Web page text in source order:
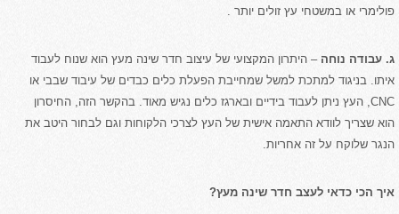
פולימרי או במשטחי עץ זולים יותר .
ג. עבודה נוחה – היתרון המקצועי של עיצוב חדר שינה מעץ הוא שנוח לעבוד
איתו. בניגוד למתכת למשל שמחייבת הפעלת כלים כבדים של עיבוד שבבי או
CNC, העץ ניתן לעבוד בידיים ובארגז כלים נגיש מאוד. בהקשר הזה, החיסרון
הוא שצריך לוודא התאמה אישית של העץ לצרכי הלקוחות וגם לבחור היטב את
הנגר שלוקח על זה אחריות.
איך הכי כדאי לעצב חדר שינה מעץ?